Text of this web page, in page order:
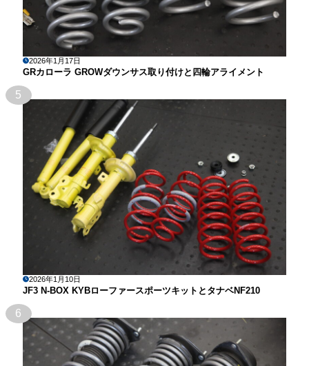
2026年1月17日
GRカローラ GROWダウンサス取り付けと四輪アライメント
5
2026年1月10日
JF3 N-BOX KYBローファースポーツキットとタナベNF210
6